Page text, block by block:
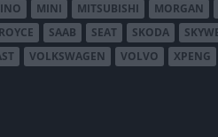
MINI MITSUBISHI MORGAN
SAAB SEAT SKODA
VOLKSWAGEN VOLVO XPENG